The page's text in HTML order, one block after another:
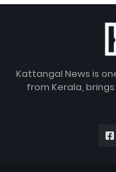
Kattangal News is
from Kerala,